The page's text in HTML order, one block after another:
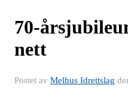
70-
nett
Postet av Melhus Idrettslag